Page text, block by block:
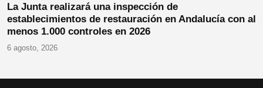
La Junta realizará una inspección de
establecimientos de restauración en Andalucía con al
menos 1.000 controles en 2026
6 agosto, 2026